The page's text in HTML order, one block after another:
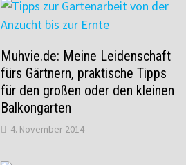
Muhvie.de: Meine Leidenschaft
fürs Gärtnern, praktische Tipps
für den großen oder den kleinen
Balkongarten
4. November 2014